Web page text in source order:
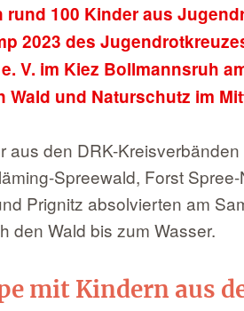
rund 100 Kinder aus
2023 des
V. im Kiez Bollmannsruh
Wald und Naturschutz im
aus den DRK-
Spreewald, Forst
Prignitz absolvierten am
den Wald bis zum Wasser.
mit Kindern aus